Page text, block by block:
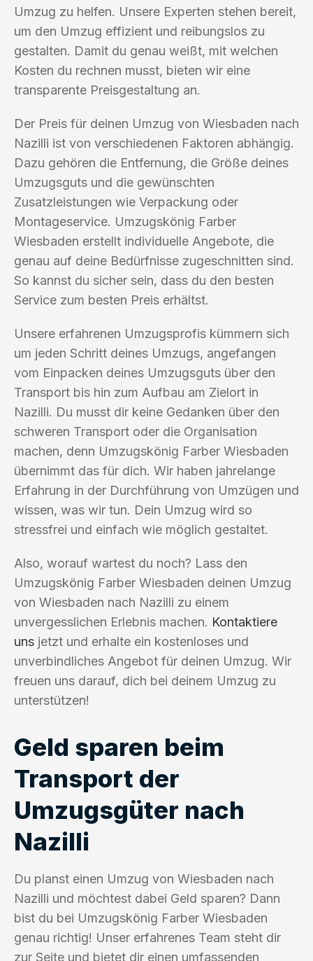
Umzug zu helfen. Unsere Experten stehen bereit,
um den Umzug effizient und reibungslos zu
gestalten. Damit du genau weißt, mit welchen
Kosten du rechnen musst, bieten wir eine
transparente Preisgestaltung an.
Der Preis für deinen Umzug von Wiesbaden nach
Nazilli ist von verschiedenen Faktoren abhängig.
Dazu gehören die Entfernung, die Größe deines
Umzugsguts und die gewünschten
Zusatzleistungen wie Verpackung oder
Montageservice. Umzugskönig Farber
Wiesbaden erstellt individuelle Angebote, die
genau auf deine Bedürfnisse zugeschnitten sind.
So kannst du sicher sein, dass du den besten
Service zum besten Preis erhältst.
Unsere erfahrenen Umzugsprofis kümmern sich
um jeden Schritt deines Umzugs, angefangen
vom Einpacken deines Umzugsguts über den
Transport bis hin zum Aufbau am Zielort in
Nazilli. Du musst dir keine Gedanken über den
schweren Transport oder die Organisation
machen, denn Umzugskönig Farber Wiesbaden
übernimmt das für dich. Wir haben jahrelange
Erfahrung in der Durchführung von Umzügen und
wissen, was wir tun. Dein Umzug wird so
stressfrei und einfach wie möglich gestaltet.
Also, worauf wartest du noch? Lass den
Umzugskönig Farber Wiesbaden deinen Umzug
von Wiesbaden nach Nazilli zu einem
unvergesslichen Erlebnis machen. Kontaktiere
uns jetzt und erhalte ein kostenloses und
unverbindliches Angebot für deinen Umzug. Wir
freuen uns darauf, dich bei deinem Umzug zu
unterstützen!
Geld sparen beim
Transport der
Umzugsgüter nach
Nazilli
Du planst einen Umzug von Wiesbaden nach
Nazilli und möchtest dabei Geld sparen? Dann
bist du bei Umzugskönig Farber Wiesbaden
genau richtig! Unser erfahrenes Team steht dir
zur Seite und bietet dir einen umfassenden